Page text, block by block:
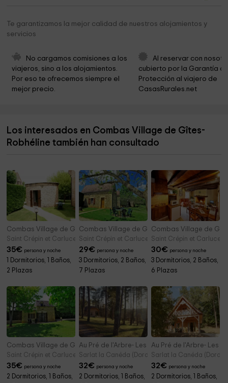
Te garantizamos la mejor calidad de nuestros alojamientos y
servicios
No cargamos comisiones a los
viajeros, sino a los alojamientos.
Por eso te ofrecemos siempre el
mejor precio.
Al reservar con
cubierto por la Garantía
Protección al viajero de
CasasRurales.net
Los interesados en Combas Village de Gîtes-
Robhéline también han consultado
Combas Village de Gîtes- Roseline
Saint Crépin et Carlucet (Dordoña)
35€ persona y noche
1 Dormitorios, 1 Baños,
2 Plazas
Combas Village de Gîtes- Sabine
Saint Crépin et Carlucet (Dordoña)
29€ persona y noche
3 Dormitorios, 2 Baños,
7 Plazas
Combas Village de
Saint Crépin et Carlucet
30€ persona y noche
3 Dormitorios, 2 Baños,
6 Plazas
Combas Village de Gîtes- Séverine
Saint Crépin et Carlucet (Dordoña)
35€ persona y noche
2 Dormitorios, 1 Baños,
Au Pré de l'Arbre- Les Acacias
Sarlat la Canéda (Dordoña)
32€ persona y noche
2 Dormitorios, 1 Baños,
Au Pré de l'Arbre- Les
Sarlat la Canéda
32€ persona y noche
2 Dormitorios, 1 Baños,